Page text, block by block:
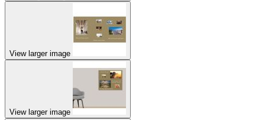
View larger image
View larger image